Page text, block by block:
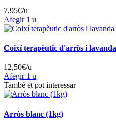
7,95€/u
Afegir 1 u
Coixí terapèutic d'arròs i lavanda
12,50€/u
Afegir 1 u
També et pot interessar
Arròs blanc (1kg)